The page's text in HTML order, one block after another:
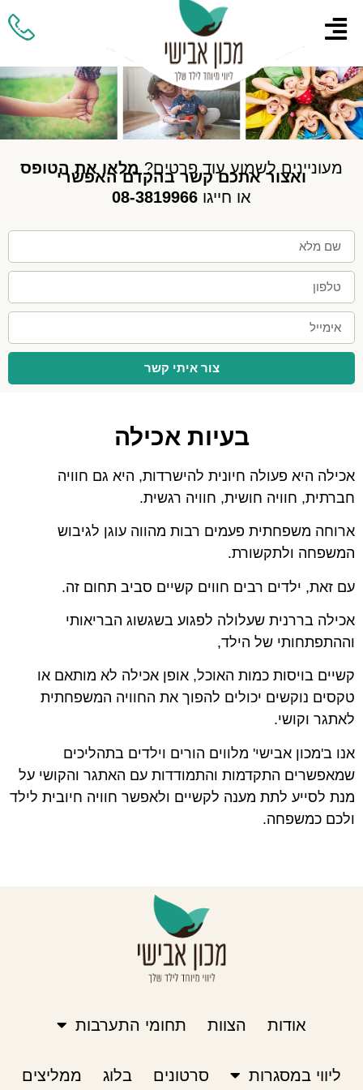
מעוניינים לשמוע עוד פרטים? מלאו את הטופס
ואצור אתכם קשר בהקדם האפשרי
או חייגו
צור איתי קשר
בעיות אכילה
אכילה היא פעולה חיונית להישרדות, היא גם חוויה
חברתית, חוויה חושית, חוויה רגשית.
ארוחה משפחתית פעמים רבות מהווה עוגן לגיבוש
המשפחה ולתקשורת.
עם זאת, ילדים רבים חווים קשיים סביב תחום זה.
אכילה בררנית שעלולה לפגוע בשגשוג הבריאותי
וההתפתחותי של הילד,
קשיים בויסות כמות האוכל, אופן אכילה לא מותאם או
טקסים נוקשים יכולים להפוך את החוויה המשפחתית
לאתגר וקושי.
אנו ב'מכון אבישי' מלווים הורים וילדים בתהליכים
שמאפשרים התקדמות והתמודדות עם האתגר והקושי על
מנת לסייע לתת מענה לקשיים ולאפשר חוויה חיובית לילד
ולכם כמשפחה.
אודות הצוות תחומי התערבות
ליווי במסגרות סרטונים בלוג ממליצים